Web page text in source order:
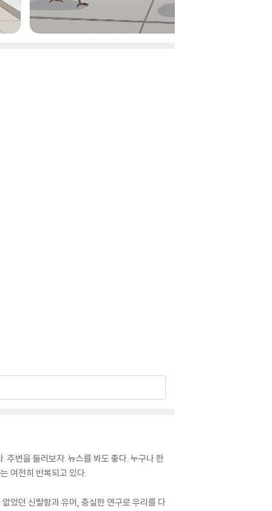
주변을 둘러보자. 뉴스를 봐도 좋다. 누구나 한
여전히 반복되고 있다.
었던 신랄함과 유머, 충실한 연구로 우리를 다